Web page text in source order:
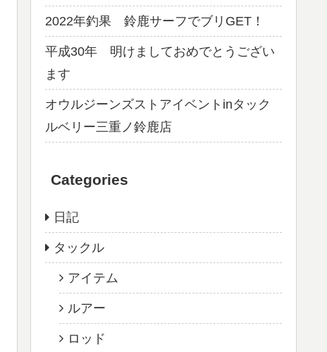
2022年釣果 鈴鹿サーフでブリGET！
平成30年 明けましておめでとうござい
ます
オウルジーンズストアイベントinタック
ルベリー三重ノ鈴鹿店
Categories
日記
タックル
アイテム
ルアー
ロッド